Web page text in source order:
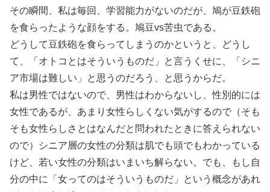
その瞬間、私は毎回、学習能力がないのだが、鳩が豆鉄砲
を食らったような顔をする。鳩豆vs苦虫である。
どうして豆鉄砲を食らってしまうのかというと、どうし
て、「オトコとはそういうものだ」と言うくせに、「シニ
ア市場は難しい」と思うのだろう、と思うからだ。
私は男性ではないので、男性はわからないし、性別的には
女性であるが、あまり女性らしくない気がするので（そも
そも女性らしさとはなんだと問われたときに答えられない
ので）シニア層の女性の分類は肌でも頭でもわかっている
けど、若い女性の分類はいまいち解らない。でも、もし自
分の中に「女ってのはそういうものだ」という概念があれ